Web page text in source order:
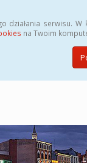
działania serwisu. W
na Twoim